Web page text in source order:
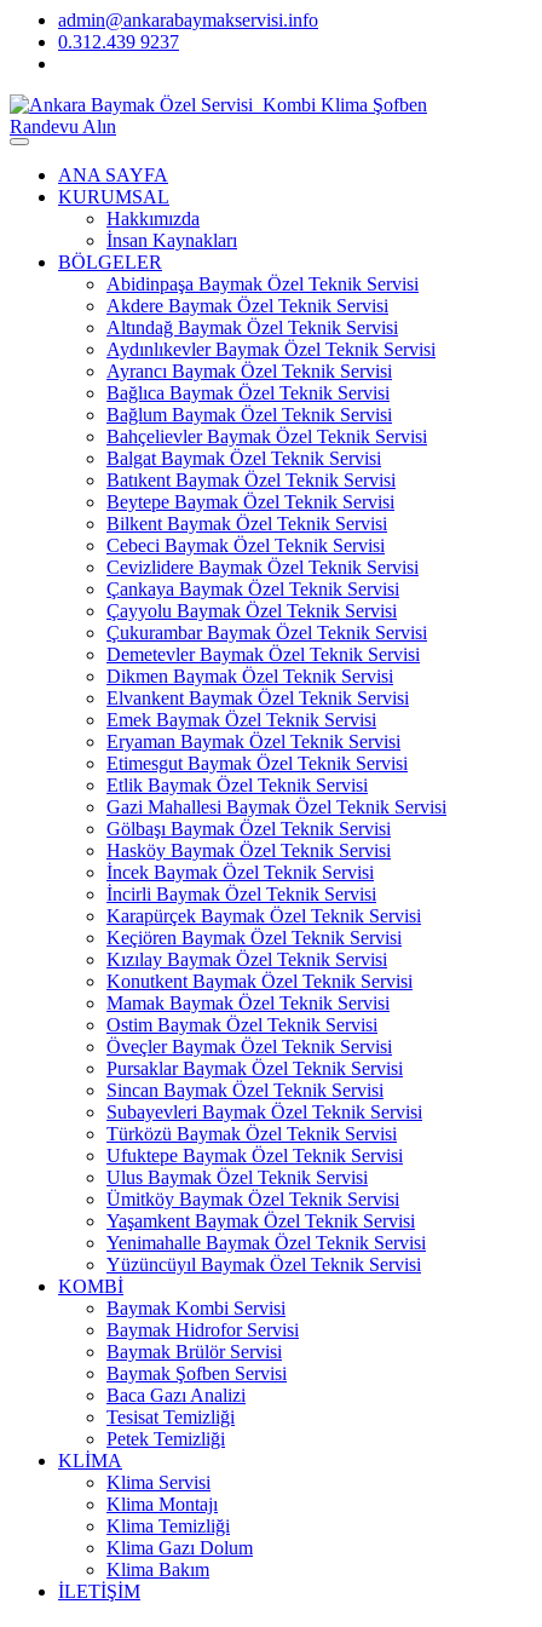
admin@ankarabaymakservisi.info
0.312.439 9237
Randevu Alın
ANA SAYFA
KURUMSAL
Hakkımızda
İnsan Kaynakları
BÖLGELER
Abidinpaşa Baymak Özel Teknik Servisi
Akdere Baymak Özel Teknik Servisi
Altındağ Baymak Özel Teknik Servisi
Aydınlıkevler Baymak Özel Teknik Servisi
Ayrancı Baymak Özel Teknik Servisi
Bağlıca Baymak Özel Teknik Servisi
Bağlum Baymak Özel Teknik Servisi
Bahçelievler Baymak Özel Teknik Servisi
Balgat Baymak Özel Teknik Servisi
Batıkent Baymak Özel Teknik Servisi
Beytepe Baymak Özel Teknik Servisi
Bilkent Baymak Özel Teknik Servisi
Cebeci Baymak Özel Teknik Servisi
Cevizlidere Baymak Özel Teknik Servisi
Çankaya Baymak Özel Teknik Servisi
Çayyolu Baymak Özel Teknik Servisi
Çukurambar Baymak Özel Teknik Servisi
Demetevler Baymak Özel Teknik Servisi
Dikmen Baymak Özel Teknik Servisi
Elvankent Baymak Özel Teknik Servisi
Emek Baymak Özel Teknik Servisi
Eryaman Baymak Özel Teknik Servisi
Etimesgut Baymak Özel Teknik Servisi
Etlik Baymak Özel Teknik Servisi
Gazi Mahallesi Baymak Özel Teknik Servisi
Gölbaşı Baymak Özel Teknik Servisi
Hasköy Baymak Özel Teknik Servisi
İncek Baymak Özel Teknik Servisi
İncirli Baymak Özel Teknik Servisi
Karapürçek Baymak Özel Teknik Servisi
Keçiören Baymak Özel Teknik Servisi
Kızılay Baymak Özel Teknik Servisi
Konutkent Baymak Özel Teknik Servisi
Mamak Baymak Özel Teknik Servisi
Ostim Baymak Özel Teknik Servisi
Öveçler Baymak Özel Teknik Servisi
Pursaklar Baymak Özel Teknik Servisi
Sincan Baymak Özel Teknik Servisi
Subayevleri Baymak Özel Teknik Servisi
Türközü Baymak Özel Teknik Servisi
Ufuktepe Baymak Özel Teknik Servisi
Ulus Baymak Özel Teknik Servisi
Ümitköy Baymak Özel Teknik Servisi
Yaşamkent Baymak Özel Teknik Servisi
Yenimahalle Baymak Özel Teknik Servisi
Yüzüncüyıl Baymak Özel Teknik Servisi
KOMBİ
Baymak Kombi Servisi
Baymak Hidrofor Servisi
Baymak Brülör Servisi
Baymak Şofben Servisi
Baca Gazı Analizi
Tesisat Temizliği
Petek Temizliği
KLİMA
Klima Servisi
Klima Montajı
Klima Temizliği
Klima Gazı Dolum
Klima Bakım
İLETİŞİM